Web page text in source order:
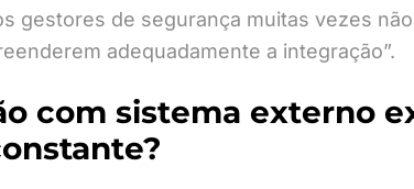
gestores de segurança muitas vezes
adequadamente a integração”.
com sistema externo